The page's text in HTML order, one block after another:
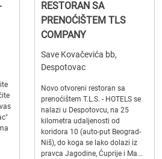
RESTORAN SA
PRENOĆIŠTEM TLS
COMPANY
Save Kovačevića bb,
Despotovac
Novo otvoreni restoran sa
prenoćištem T.L.S. - HOTELS se
nalazi u Despotovcu, na 25
kilometra udaljenosti od
koridora 10 (auto-put Beograd-
Niš), do koga se lako dolazi iz
pravca Jagodine, Ćuprije i Ma...